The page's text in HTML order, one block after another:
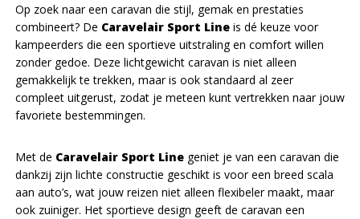
Op zoek naar een caravan die stijl, gemak en prestaties
combineert? De Caravelair Sport Line is dé keuze voor
kampeerders die een sportieve uitstraling en comfort willen
zonder gedoe. Deze lichtgewicht caravan is niet alleen
gemakkelijk te trekken, maar is ook standaard al zeer
compleet uitgerust, zodat je meteen kunt vertrekken naar jouw
favoriete bestemmingen.
Met de Caravelair Sport Line geniet je van een caravan die
dankzij zijn lichte constructie geschikt is voor een breed scala
aan auto’s, wat jouw reizen niet alleen flexibeler maakt, maar
ook zuiniger. Het sportieve design geeft de caravan een